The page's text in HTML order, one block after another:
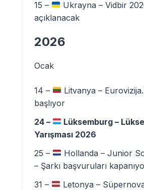
15 –
Ukrayna – Vidbir
açıklanacak
2026
Ocak
14 –
Litvanya –
başlıyor
24 –
Lüksemburg –
Yarışması 2026
25 –
Hollanda – Junior
– Şarkı başvuruları
31 –
Letonya –